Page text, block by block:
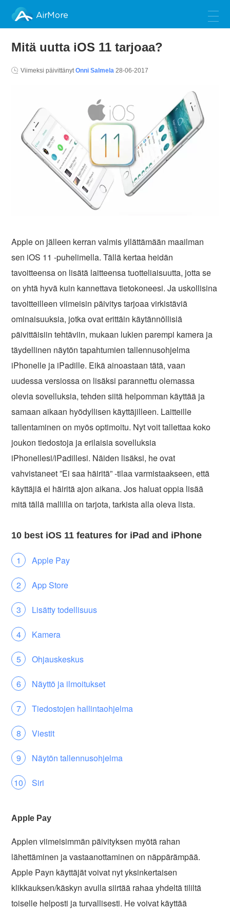
AirMore
Mitä uutta iOS 11 tarjoaa?
Viimeksi päivittänytOnni Salmela 28-06-2017
Apple on jälleen kerran valmis yllättämään maailman
sen iOS 11 -puhelimella. Tällä kertaa heidän
tavoitteensa on lisätä laitteensa tuotteliaisuutta, jotta se
on yhtä hyvä kuin kannettava tietokoneesi. Ja uskollisina
tavoitteilleen viimeisin päivitys tarjoaa virkistäviä
ominaisuuksia, jotka ovat erittäin käytännöllisiä
päivittäisiin tehtäviin, mukaan lukien parempi kamera ja
täydellinen näytön tapahtumien tallennusohjelma
iPhonelle ja iPadille. Eikä ainoastaan tätä, vaan
uudessa versiossa on lisäksi parannettu olemassa
olevia sovelluksia, tehden siitä helpomman käyttää ja
samaan aikaan hyödyllisen käyttäjilleen. Laitteille
tallentaminen on myös optimoitu. Nyt voit tallettaa koko
joukon tiedostoja ja erilaisia sovelluksia
iPhonellesi/iPadillesi. Näiden lisäksi, he ovat
vahvistaneet ”Ei saa häiritä” -tilaa varmistaakseen, että
käyttäjiä ei häiritä ajon aikana. Jos haluat oppia lisää
mitä tällä mallilla on tarjota, tarkista alla oleva lista.
10 best iOS 11 features for iPad and iPhone
Apple Pay
App Store
Lisätty todellisuus
Kamera
Ohjauskeskus
Näyttö ja ilmoitukset
Tiedostojen hallintaohjelma
Viestit
Näytön tallennusohjelma
Siri
Apple Pay
Applen viimeisimmän päivityksen myötä rahan
lähettäminen ja vastaanottaminen on näppärämpää.
Apple Payn käyttäjät voivat nyt yksinkertaisen
klikkauksen/käskyn avulla siirtää rahaa yhdeltä tililtä
toiselle helposti ja turvallisesti. He voivat käyttää